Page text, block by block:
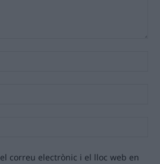
correu electrònic i el lloc web en